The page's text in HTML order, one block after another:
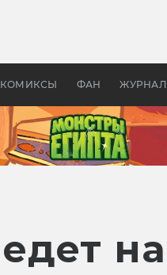
КОМИКСЫ ФАН ЖУРНАЛ
Древней